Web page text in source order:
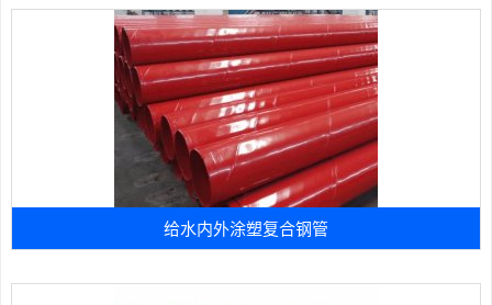
给水内外涂塑复合钢管